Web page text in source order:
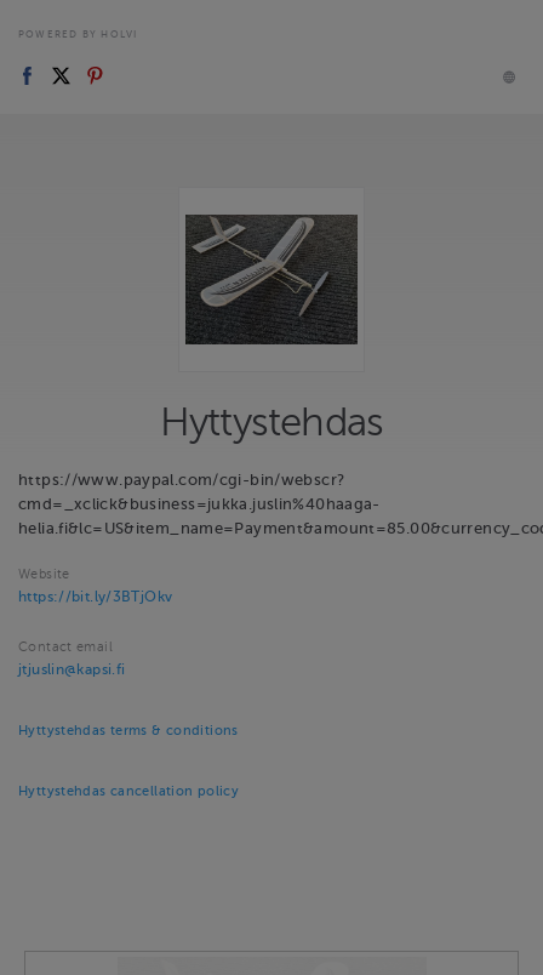
POWERED BY HOLVI
Hyttystehdas
https://www.paypal.com/cgi-bin/webscr?
cmd=_xclick&business=jukka.juslin%40haaga-
Website
https://bit.ly/3BTjOkv
Contact email
jtjuslin@kapsi.fi
Hyttystehdas terms & conditions
Hyttystehdas cancellation policy